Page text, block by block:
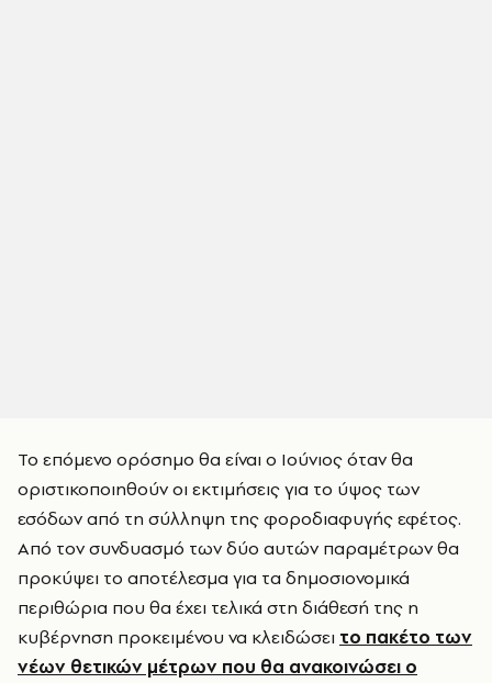
Το επόμενο ορόσημο θα είναι ο Ιούνιος όταν θα
οριστικοποιηθούν οι εκτιμήσεις για το ύψος των
εσόδων από τη σύλληψη της φοροδιαφυγής εφέτος.
Από τον συνδυασμό των δύο αυτών παραμέτρων θα
προκύψει το αποτέλεσμα για τα δημοσιονομικά
περιθώρια που θα έχει τελικά στη διάθεσή της η
κυβέρνηση προκειμένου να κλειδώσει το πακέτο των
νέων θετικών μέτρων που θα ανακοινώσει ο